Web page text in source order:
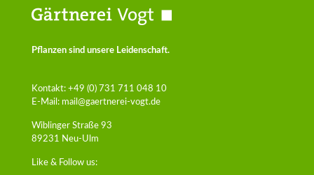
Pflanzen sind unsere Leidenschaft.
Kontakt: +49 (0) 731 711 048 10
E-Mail: mail@gaertnerei-vogt.de
Wiblinger Straße 93
89231 Neu-Ulm
Like & Follow us: